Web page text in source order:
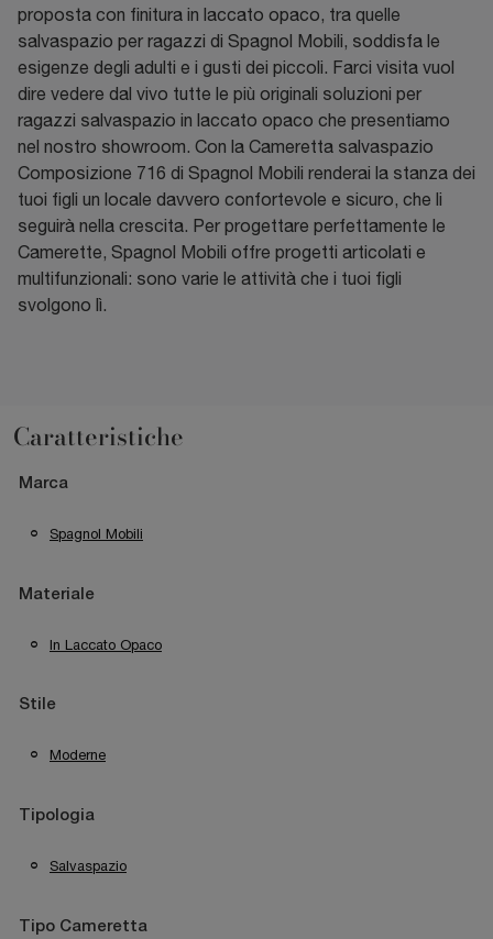
proposta con finitura in laccato opaco, tra quelle
salvaspazio per ragazzi di Spagnol Mobili, soddisfa le
esigenze degli adulti e i gusti dei piccoli. Farci visita vuol
dire vedere dal vivo tutte le più originali soluzioni per
ragazzi salvaspazio in laccato opaco che presentiamo
nel nostro showroom. Con la Cameretta salvaspazio
Composizione 716 di Spagnol Mobili renderai la stanza dei
tuoi figli un locale davvero confortevole e sicuro, che li
seguirà nella crescita. Per progettare perfettamente le
Camerette, Spagnol Mobili offre progetti articolati e
multifunzionali: sono varie le attività che i tuoi figli
svolgono lì.
Caratteristiche
Marca
Spagnol Mobili
Materiale
In Laccato Opaco
Stile
Moderne
Tipologia
Salvaspazio
Tipo Cameretta